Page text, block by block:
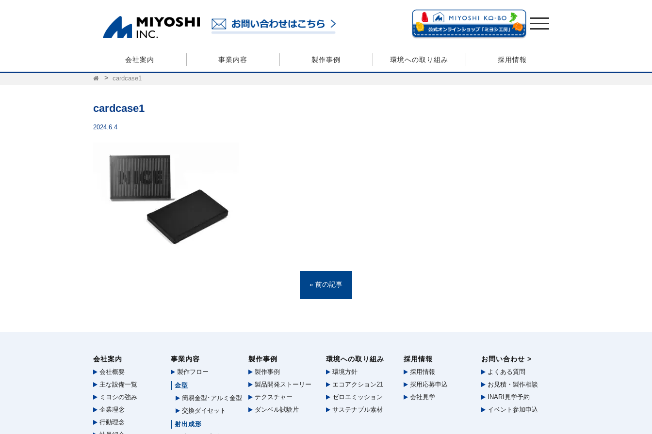
会社案内 事業内容 製作事例 環境への取り組み 採用情報
cardcase1
cardcase1
2024.6.4
« 前の記事
会社案内
会社概要
主な設備一覧
ミヨシの強み
企業理念
行動理念
事業内容
製作フロー
金型
簡易金型･アルミ金型
交換ダイセット
射出成形
製作事例
製作事例
製品開発ストーリー
テクスチャー
ダンベル試験片
環境への取り組み
環境方針
エコアクション21
ゼロエミッション
サステナブル素材
採用情報
採用情報
採用応募申込
会社見学
お問い合わせ >
よくある質問
お見積・製作相談
INARI見学予約
イベント参加申込